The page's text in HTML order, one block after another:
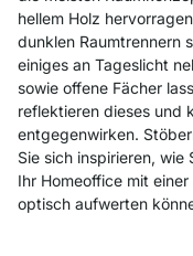
hellem Holz
dunklen Raumtrennern
einiges an Tageslicht
sowie offene Fächer
reflektieren dieses und
entgegenwirken.
Sie sich inspirieren, wie
Ihr Homeoffice mit
optisch aufwerten